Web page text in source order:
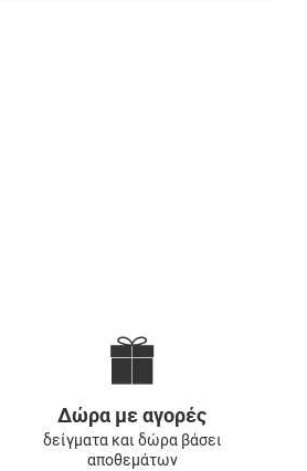
Δώρα με αγορές
δείγματα και δώρα βάσει
αποθεμάτων